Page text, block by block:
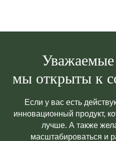
мы открыты к
Если у вас есть
инновационный продукт,
лучше. А также
масштабироваться и